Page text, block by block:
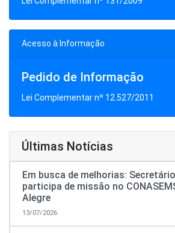
Acesso à Informação
Pedido de Informação
Lei Complementar nº 12.527/2011
Últimas Notícias
Em busca de melhorias:
participa de missão no
Alegre
13/07/2026